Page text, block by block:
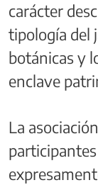
carácter
tipología del
botánicas y
enclave
La